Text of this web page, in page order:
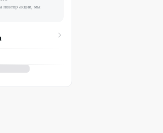
повтор акции, мы